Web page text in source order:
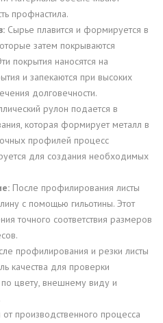
профнастила.
Сырье плавится и формируется в
затем покрываются
покрытия наносятся на
и запекаются при высоких
долговечности.
рулон подается в
которая формирует металл в
профилей процесс
для создания необходимых
После профилирования листы
с помощью гильотины. Этот
точного соответствия размеров
профилирования и резки листы
качества для проверки
по цвету, внешнему виду и
от производственного процесса